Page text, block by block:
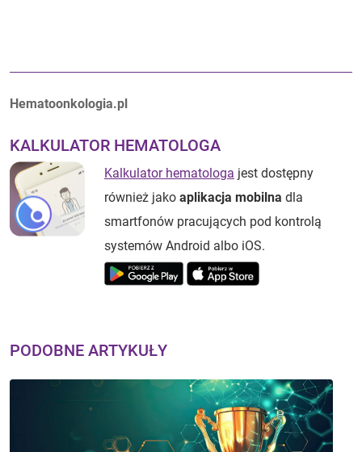
Autorzy:
Hematoonkologia.pl
KALKULATOR HEMATOLOGA
Kalkulator hematologa jest dostępny
również jako aplikacja mobilna dla
smartfonów pracujących pod kontrolą
systemów Android albo iOS.
PODOBNE ARTYKUŁY